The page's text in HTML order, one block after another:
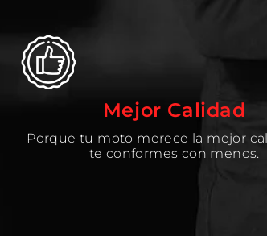
Mejor Calidad
Porque tu moto merece la mejor
te conformes con menos.